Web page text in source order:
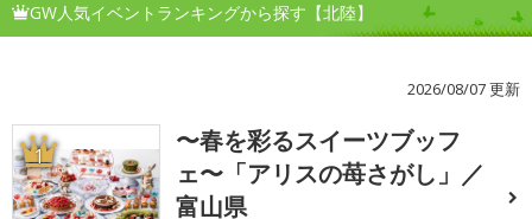
GW人気イベントランキングから探す【北陸】
2026/08/07 更新
1
〜春を彩るスイーツブッフ
ェ〜「アリスの苺さがし」／
富山県